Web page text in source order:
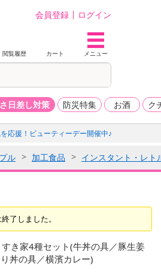
会員登録 ログイン
閲覧履歴 カート メニュー
日差し対策 防災特集 お酒 ク
応援！ビューティーデー開催中♪
ル 加工食品 インスタント・レト
了しました。
き家4種セット(牛丼の具／豚生姜
丼の具／横濱カレー)